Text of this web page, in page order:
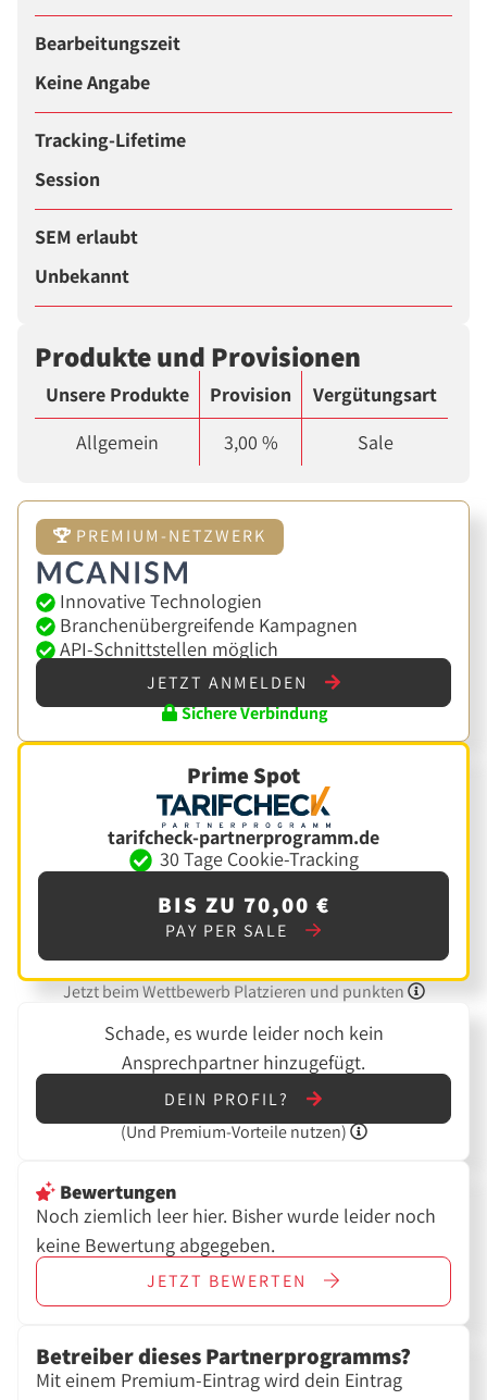
Bearbeitungszeit
Keine Angabe
Tracking-Lifetime
Session
SEM erlaubt
Unbekannt
Produkte und Provisionen
Unsere Produkte Provision
Vergütungsart
Allgemein
3,00 % Sale
PREMIUM-NETZWERK
Innovative Technologien
Branchenübergreifende Kampagnen
API-Schnittstellen möglich
JETZT ANMELDEN
Sichere Verbindung
Prime Spot
tarifcheck-partnerprogramm.de
30 Tage Cookie-Tracking
BIS ZU 70,00 €
PAY PER SALE
Jetzt beim Wettbewerb Platzieren und punkten
Schade, es wurde leider noch kein
Ansprechpartner hinzugefügt.
DEIN PROFIL?
(Und Premium-Vorteile nutzen)
Bewertungen
Noch ziemlich leer hier. Bisher wurde leider noch
keine Bewertung abgegeben.
JETZT BEWERTEN
Betreiber dieses Partnerprogramms?
Mit einem Premium-Eintrag wird dein Eintrag